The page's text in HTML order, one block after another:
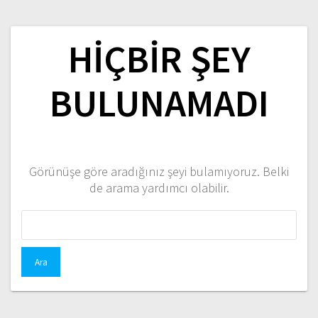
HIÇBIR ŞEY
BULUNAMADI
Görünüşe göre aradığınız şeyi bulamıyoruz. Belki
de arama yardımcı olabilir.